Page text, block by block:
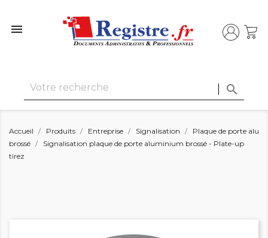


Accueil Produits Entreprise Signalisation
Plaque de porte alu
brossé
Signalisation plaque de porte aluminium brossé - Plate-up
tirez